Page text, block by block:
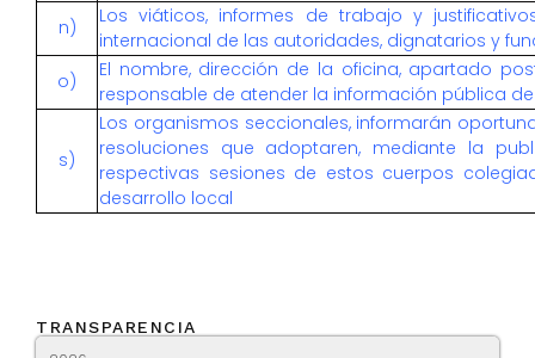
n)
Los viáticos, informes de trabajo y
internacional de las autoridades, dignatarios y
o)
El nombre, dirección de la oficina, apartado
responsable de atender la información pública
s)
Los organismos seccionales, informarán
resoluciones que adoptaren, mediante la
respectivas sesiones de estos cuerpos
desarrollo local
TRANSPARENCIA